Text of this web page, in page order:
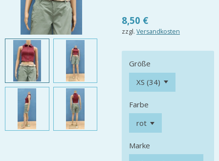
8,50 €
zzgl. Versandkosten
Größe
Farbe
Marke